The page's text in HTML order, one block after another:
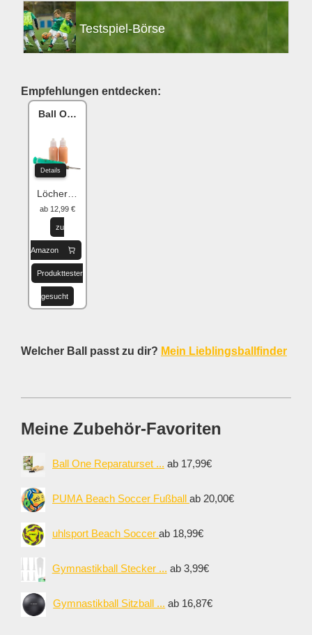
Testspiel-Börse
Empfehlungen entdecken:
Ball One Reparaturset
Details
Löcher flicken
ab 12,99 €
zu
Amazon
Produkttester
gesucht
Welcher Ball passt zu dir? Mein Lieblingsballfinder
Meine Zubehör-Favoriten
Ball One Reparaturset ... ab 17,99€
PUMA Beach Soccer Fußball ab 20,00€
uhlsport Beach Soccer ab 18,99€
Gymnastikball Stecker ... ab 3,99€
Gymnastikball Sitzball ... ab 16,87€